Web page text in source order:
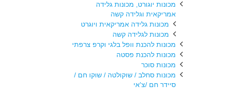
מכונות יוגורט, מכונות גלידה
אמריקאית וגלידה קשה
מכונות גלידה אמריקאית ויוגרט
מכונות לגלידה קשה
מכונות להכנת וופל בלגי וקרפ צרפתי
מכונות להכנת פסטה
מכונות סוכר
מכונות סחלב / שוקולטה / שוקו חם /
סיידר חם /צ'אי